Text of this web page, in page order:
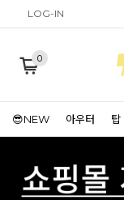
LOG-IN
0
😎NEW 아우터 탑